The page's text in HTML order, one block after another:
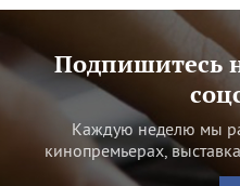
Подпишитесь
Каждую неделю мы
кинопремьерах,